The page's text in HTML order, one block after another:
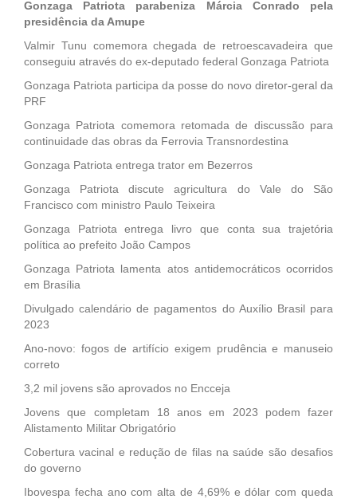
Gonzaga Patriota parabeniza Márcia Conrado pela
presidência da Amupe
Valmir Tunu comemora chegada de retroescavadeira que
conseguiu através do ex-deputado federal Gonzaga Patriota
Gonzaga Patriota participa da posse do novo diretor-geral da
PRF
Gonzaga Patriota comemora retomada de discussão para
continuidade das obras da Ferrovia Transnordestina
Gonzaga Patriota entrega trator em Bezerros
Gonzaga Patriota discute agricultura do Vale do São
Francisco com ministro Paulo Teixeira
Gonzaga Patriota entrega livro que conta sua trajetória
política ao prefeito João Campos
Gonzaga Patriota lamenta atos antidemocráticos ocorridos
em Brasília
Divulgado calendário de pagamentos do Auxílio Brasil para
2023
Ano-novo: fogos de artifício exigem prudência e manuseio
correto
3,2 mil jovens são aprovados no Encceja
Jovens que completam 18 anos em 2023 podem fazer
Alistamento Militar Obrigatório
Cobertura vacinal e redução de filas na saúde são desafios
do governo
Ibovespa fecha ano com alta de 4,69% e dólar com queda